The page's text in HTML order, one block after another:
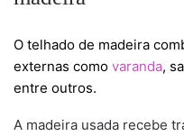
O telhado de madeira
externas como varanda,
entre outros.
A madeira usada recebe